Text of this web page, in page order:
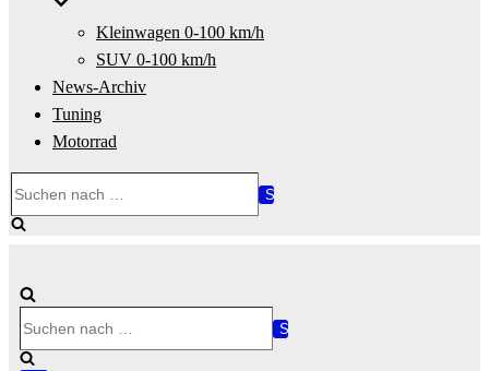
Kleinwagen 0-100 km/h
SUV 0-100 km/h
News-Archiv
Tuning
Motorrad
nach …
nach …